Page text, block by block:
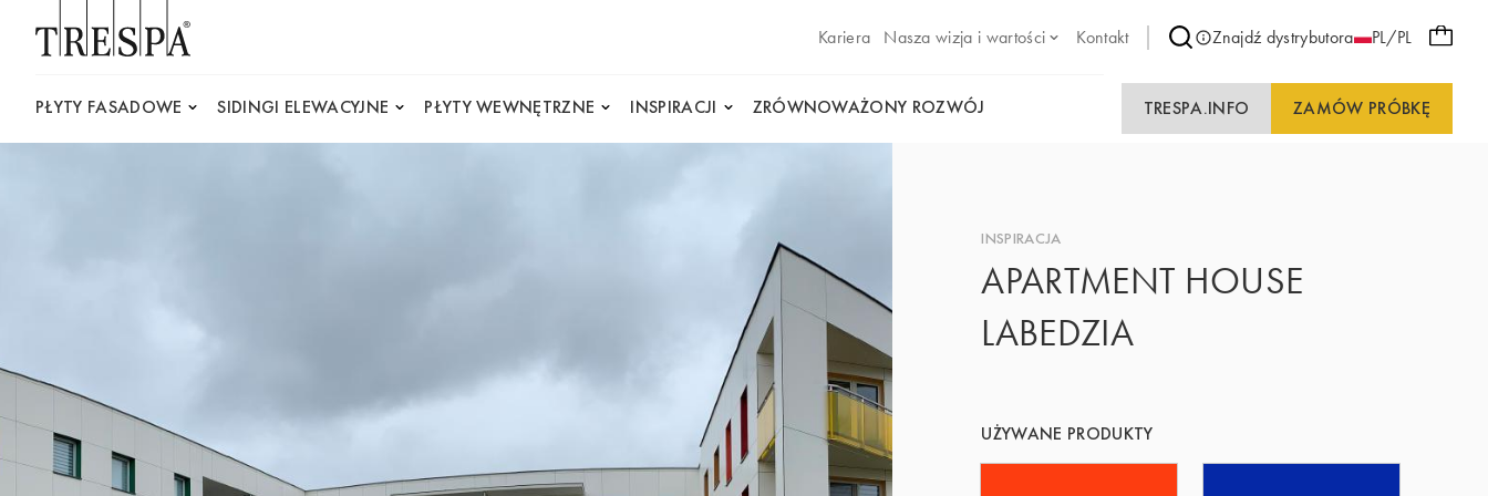
Kariera
Nasza wizja i wartości Kontakt Znajdź dystrybutora PL/PL
PŁYTY FASADOWE SIDINGI ELEWACYJNE PŁYTY WEWNĘTRZNE INSPIRACJI ZRÓWNOWAŻONY ROZWÓJ TRESPA.INFO ZAMÓW PRÓBKĘ
INSPIRACJA
APARTMENT HOUSE
LABEDZIA
UŻYWANE PRODUKTY